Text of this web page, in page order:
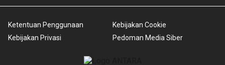
Ketentuan Penggunaan
Kebijakan Privasi
Kebijakan Cookie
Pedoman Media Siber